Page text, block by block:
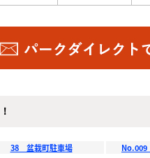
38 盆栽町駐車場